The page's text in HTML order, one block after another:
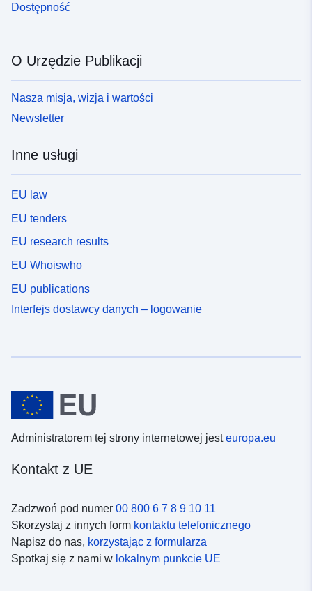
Dostępność
O Urzędzie Publikacji
Nasza misja, wizja i wartości
Newsletter
Inne usługi
EU law
EU tenders
EU research results
EU Whoiswho
EU publications
Interfejs dostawcy danych – logowanie
Administratorem tej strony internetowej jesteuropa.eu
Kontakt z UE
Zadzwoń pod numer 00 800 6 7 8 9 10 11
Skorzystaj z innych form kontaktu telefonicznego
Napisz do nas, korzystając z formularza
Spotkaj się z nami w lokalnym punkcie UE